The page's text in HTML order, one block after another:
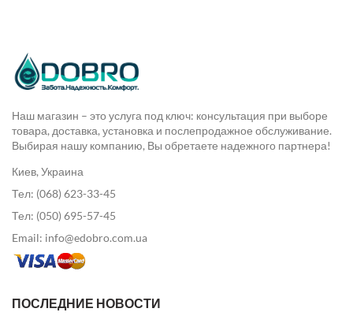
Наш магазин – это услуга под ключ: консультация при выборе
товара, доставка, установка и послепродажное обслуживание.
Выбирая нашу компанию, Вы обретаете надежного партнера!
Киев, Украина
Тел: (068) 623-33-45
Тел: (050) 695-57-45
Email: info@edobro.com.ua
ПОСЛЕДНИЕ НОВОСТИ